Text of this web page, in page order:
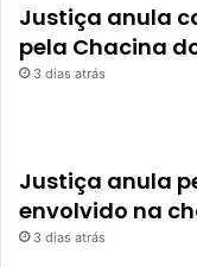
Justiça anula
pela Chacina
3 dias atrás
Justiça anula
envolvido na
3 dias atrás